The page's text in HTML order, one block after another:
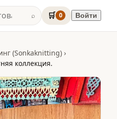
⌕ 🛒 0 Войти
(Sonkaknitting)
коллекция.